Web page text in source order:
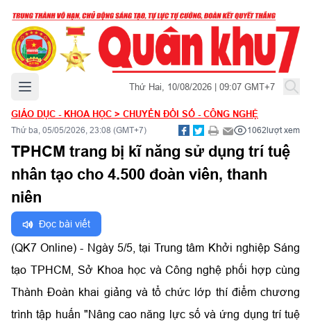
Mở menu chính Thứ Hai, 10/08/2026 | 09:07 GMT+7
GIÁO DỤC - KHOA HỌC > CHUYỂN ĐỔI SỐ - CÔNG NGHỆ
Thứ ba, 05/05/2026, 23:08 (GMT+7) 1062lượt xem
TPHCM trang bị kĩ năng sử dụng trí tuệ
nhân tạo cho 4.500 đoàn viên, thanh
niên
Đọc bài viết
(QK7 Online) - Ngày 5/5, tại Trung tâm Khởi nghiệp Sáng
tạo TPHCM, Sở Khoa học và Công nghệ phối hợp cùng
Thành Đoàn khai giảng và tổ chức lớp thí điểm chương
trình tập huấn "Nâng cao năng lực số và ứng dụng trí tuệ